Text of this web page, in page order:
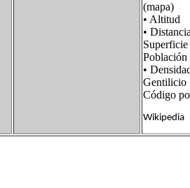
(mapa)
•
•
•
Código
Wikipedia